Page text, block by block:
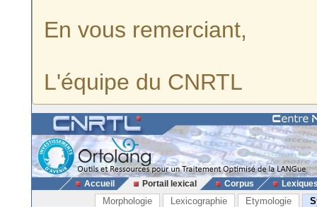
En vous remerciant,
L'équipe du CNRTL
Accueil Portail lexical Corpus
Morphologie Lexicographie Etymologie